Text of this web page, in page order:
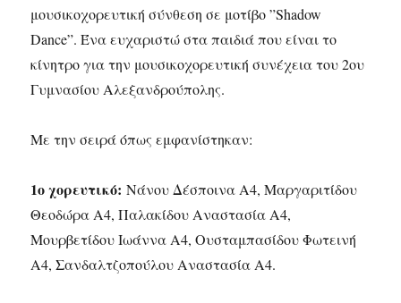
μουσικοχορευτική σύνθεση σε μοτίβο ”Shadow
Dance”. Ένα ευχαριστώ στα παιδιά που είναι το
κίνητρο για την μουσικοχορευτική συνέχεια του 2ου
Γυμνασίου Αλεξανδρούπολης.
Με την σειρά όπως εμφανίστηκαν:
1ο χορευτικό: Νάνου Δέσποινα Α4, Μαργαριτίδου
Θεοδώρα Α4, Παλακίδου Αναστασία Α4,
Μουρβετίδου Ιωάννα Α4, Ουσταμπασίδου Φωτεινή
Α4, Σανδαλτζοπούλου Αναστασία Α4.